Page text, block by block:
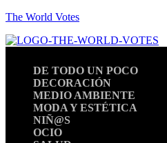
The World Votes
DE TODO UN POCO
DECORACIÓN
MEDIO AMBIENTE
MODA Y ESTÉTICA
NIÑ@S
OCIO